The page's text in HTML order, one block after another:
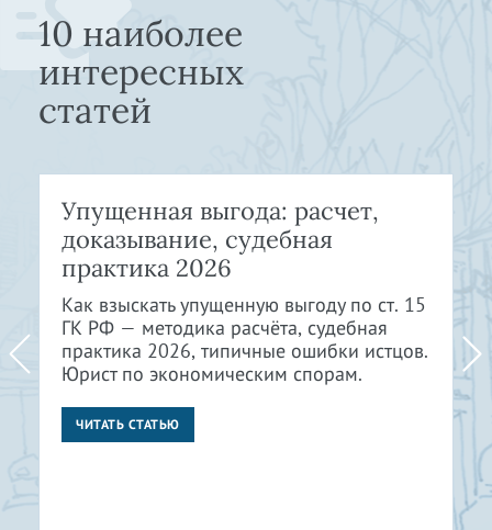
10 наиболее
интересных
статей
Упущенная выгода: расчет,
доказывание, судебная
практика 2026
Как взыскать упущенную выгоду по ст. 15
ГК РФ — методика расчёта, судебная
практика 2026, типичные ошибки истцов.
Юрист по экономическим спорам.
ЧИТАТЬ СТАТЬЮ